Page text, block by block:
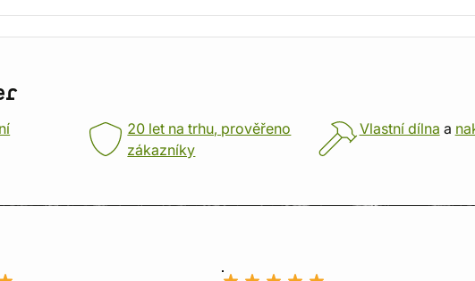
20 let na trhu, prověřeno
zákazníky
Vlastní dílna a